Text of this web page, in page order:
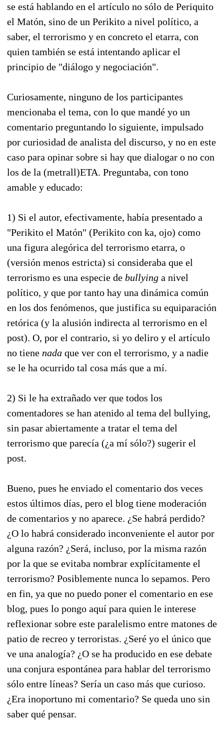
se está hablando en el artículo no sólo de Periquito
el Matón, sino de un Perikito a nivel político, a
saber, el terrorismo y en concreto el etarra, con
quien también se está intentando aplicar el
principio de "diálogo y negociación".
Curiosamente, ninguno de los participantes
mencionaba el tema, con lo que mandé yo un
comentario preguntando lo siguiente, impulsado
por curiosidad de analista del discurso, y no en este
caso para opinar sobre si hay que dialogar o no con
los de la (metrall)ETA. Preguntaba, con tono
amable y educado:
1) Si el autor, efectivamente, había presentado a
"Perikito el Matón" (Perikito con ka, ojo) como
una figura alegórica del terrorismo etarra, o
(versión menos estricta) si consideraba que el
terrorismo es una especie de bullying a nivel
político, y que por tanto hay una dinámica común
en los dos fenómenos, que justifica su equiparación
retórica (y la alusión indirecta al terrorismo en el
post). O, por el contrario, si yo deliro y el artículo
no tiene nada que ver con el terrorismo, y a nadie
se le ha ocurrido tal cosa más que a mí.
2) Si le ha extrañado ver que todos los
comentadores se han atenido al tema del bullying,
sin pasar abiertamente a tratar el tema del
terrorismo que parecía (¿a mí sólo?) sugerir el
post.
Bueno, pues he enviado el comentario dos veces
estos últimos días, pero el blog tiene moderación
de comentarios y no aparece. ¿Se habrá perdido?
¿O lo habrá considerado inconveniente el autor por
alguna razón? ¿Será, incluso, por la misma razón
por la que se evitaba nombrar explícitamente el
terrorismo? Posiblemente nunca lo sepamos. Pero
en fin, ya que no puedo poner el comentario en ese
blog, pues lo pongo aquí para quien le interese
reflexionar sobre este paralelismo entre matones de
patio de recreo y terroristas. ¿Seré yo el único que
ve una analogía? ¿O se ha producido en ese debate
una conjura espontánea para hablar del terrorismo
sólo entre líneas? Sería un caso más que curioso.
¿Era inoportuno mi comentario? Se queda uno sin
saber qué pensar.